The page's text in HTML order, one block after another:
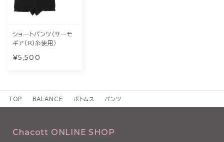
ショートパンツ（サーモ
ギア(R)糸使用）
¥5,500
TOP BALANCE ボトムス パンツ
Chacott ONLINE SHOP